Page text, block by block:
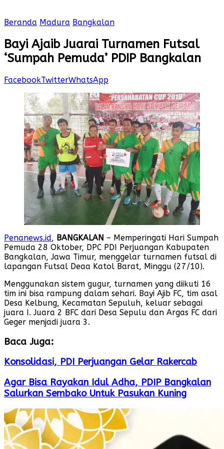
Beranda Madura Bangkalan
Bayi Ajaib Juarai Turnamen Futsal
‘Sumpah Pemuda’ PDIP Bangkalan
FacebookTwitterWhatsApp
Penanews.id, BANGKALAN – Memperingati Hari Sumpah
Pemuda 28 Oktober, DPC PDI Perjuangan Kabupaten
Bangkalan, Jawa Timur, menggelar turnamen futsal di
lapangan Futsal Deaa Katol Barat, Minggu (27/10).
Menggunakan sistem gugur, turnamen yang diikuti 16
tim ini bisa rampung dalam sehari. Bayi Ajib FC, tim asal
Desa Kelbung, Kecamatan Sepuluh, keluar sebagai
juara I. Juara 2 BFC dari Desa Sepulu dan Argas FC dari
Geger menjadi juara 3.
Baca Juga:
Konsolidasi, PDI Perjuangan Gelar Rakercab
Agar Bisa Rayakan Idul Adha, PDIP Bangkalan
Salurkan Sembako Untuk Pasukan Kuning